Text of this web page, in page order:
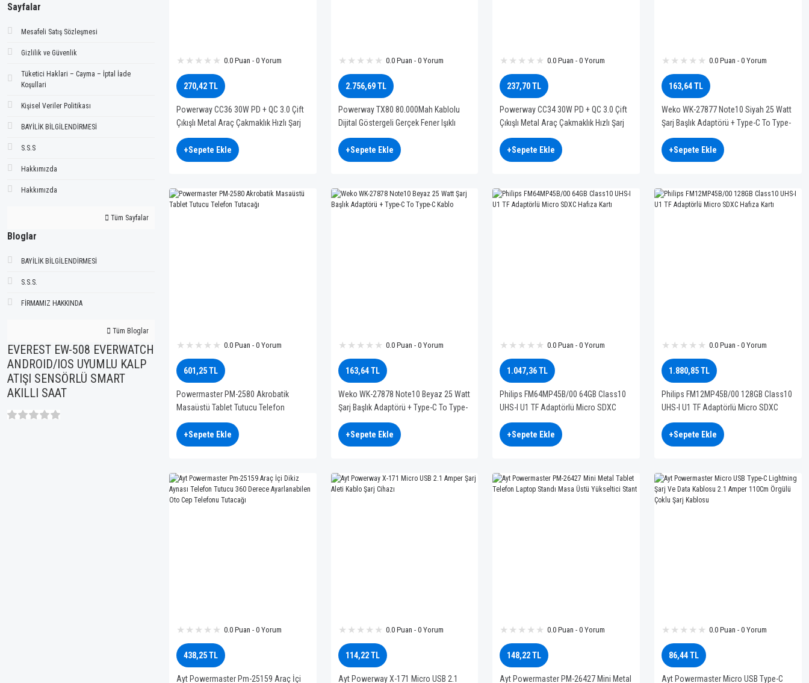
Sayfalar
Mesafeli Satış Sözleşmesi
Gizlilik ve Güvenlik
Tüketici Haklari – Cayma – İptal İade
Koşullari
Kişisel Veriler Politikası
BAYİLİK BİLGİLENDİRMESİ
S.S.S
Hakkımızda
Hakkımızda
Tüm Sayfalar
Bloglar
BAYİLİK BİLGİLENDİRMESİ
S.S.S.
FİRMAMIZ HAKKINDA
Tüm Bloglar
EVEREST EW-508 EVERWATCH
ANDROID/IOS UYUMLU KALP
ATIŞI SENSÖRLÜ SMART
AKILLI SAAT
0.0 Puan - 0 Yorum
270,42 TL
Powerway CC36 30W PD + QC 3.0 Çift
Çıkışlı Metal Araç Çakmaklık Hızlı Şarj
Kablolu Set
+Sepete Ekle
0.0 Puan - 0 Yorum
2.756,69 TL
Powerway TX80 80.000Mah Kablolu
Dijital Göstergeli Gerçek Fener Işıklı
Kamp Siyah Powerbank
+Sepete Ekle
0.0 Puan - 0 Yorum
237,70 TL
Powerway CC34 30W PD + QC 3.0 Çift
Çıkışlı Metal Araç Çakmaklık Hızlı Şarj
Aleti Cihazı
+Sepete Ekle
0.0 Puan - 0 Yorum
163,64 TL
Weko WK-27877 Note10 Siyah 25 Watt
Şarj Başlık Adaptörü + Type-C To Type-
C Kablo
+Sepete Ekle
0.0 Puan - 0 Yorum
601,25 TL
Powermaster PM-2580 Akrobatik
Masaüstü Tablet Tutucu Telefon
Tutacağı
+Sepete Ekle
0.0 Puan - 0 Yorum
163,64 TL
Weko WK-27878 Note10 Beyaz 25 Watt
Şarj Başlık Adaptörü + Type-C To Type-
C Kablo
+Sepete Ekle
0.0 Puan - 0 Yorum
1.047,36 TL
Philips FM64MP45B/00 64GB Class10
UHS-I U1 TF Adaptörlü Micro SDXC
Hafıza Kartı
+Sepete Ekle
0.0 Puan - 0 Yorum
1.880,85 TL
Philips FM12MP45B/00 128GB Class10
UHS-I U1 TF Adaptörlü Micro SDXC
Hafıza Kartı
+Sepete Ekle
0.0 Puan - 0 Yorum
438,25 TL
Ayt Powermaster Pm-25159 Araç İçi
0.0 Puan - 0 Yorum
114,22 TL
Ayt Powerway X-171 Micro USB 2.1
0.0 Puan - 0 Yorum
148,22 TL
Ayt Powermaster PM-26427 Mini Metal
0.0 Puan - 0 Yorum
86,44 TL
Ayt Powermaster Micro USB Type-C